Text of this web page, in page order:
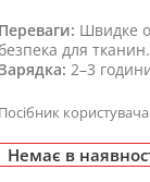
Переваги: Швидке
безпека для тканин.
2–3
Посібник
Немає в